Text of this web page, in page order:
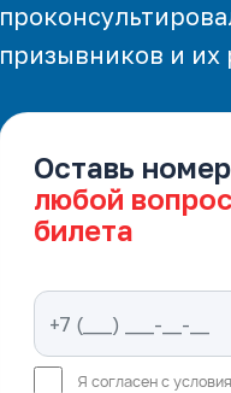
призывников и их
Оставь
любой
билета
Я согласен с